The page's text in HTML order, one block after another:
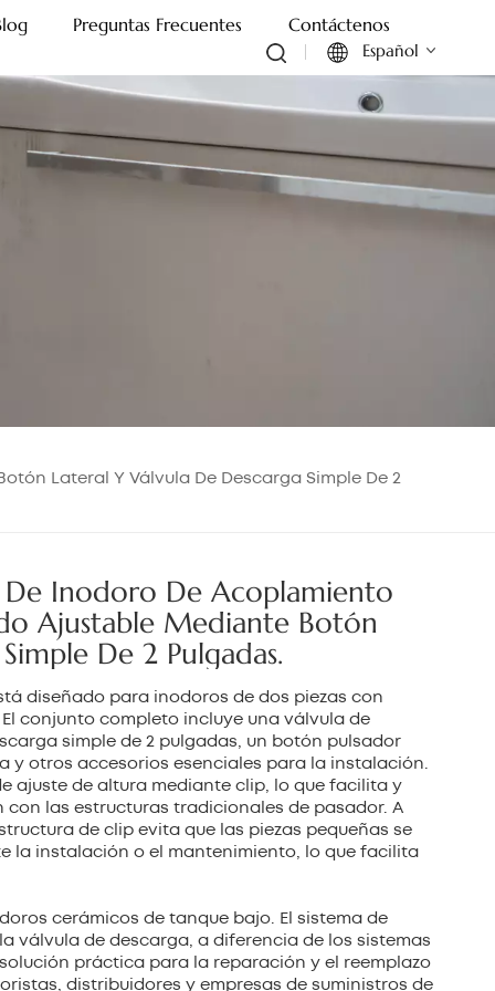
Preguntas Frecuentes Contáctenos
Español
Français
هَوُسَ
Lateral Y Válvula De Descarga Simple De 2
De Inodoro De Acoplamiento
Ajustable Mediante Botón
De 2 Pulgadas.
diseñado para inodoros de dos piezas con
conjunto completo incluye una válvula de
simple de 2 pulgadas, un botón pulsador
y otros accesorios esenciales para la instalación.
ajuste de altura mediante clip, lo que facilita y
las estructuras tradicionales de pasador. A
de clip evita que las piezas pequeñas se
la instalación o el mantenimiento, lo que facilita
cerámicos de tanque bajo. El sistema de
válvula de descarga, a diferencia de los sistemas
práctica para la reparación y el reemplazo
distribuidores y empresas de suministros de